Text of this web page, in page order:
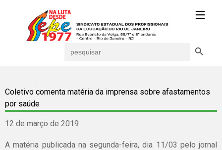
for:
Coletivo comenta matéria da imprensa sobre afastamentos
por saúde
12 de março de 2019
A matéria publicada na segunda-feira, dia 11/03 pelo jornal